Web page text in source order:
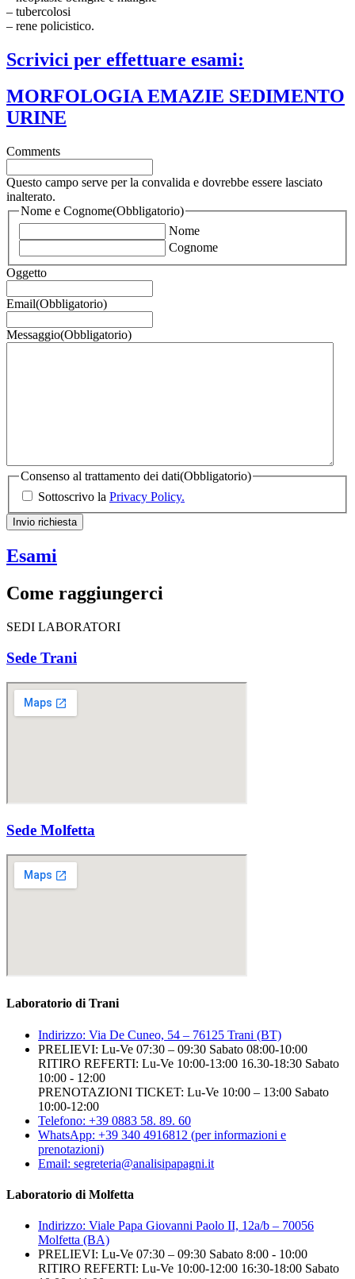
– tubercolosi
– rene policistico.
Scrivici per effettuare esami:
MORFOLOGIA EMAZIE SEDIMENTO
URINE
Comments
Questo campo serve per la convalida e dovrebbe essere lasciato
inalterato.
Nome e Cognome(Obbligatorio)
Nome
Cognome
Oggetto
Email(Obbligatorio)
Messaggio(Obbligatorio)
Consenso al trattamento dei dati(Obbligatorio)
Sottoscrivo la Privacy Policy.
Invio richiesta
Esami
Come raggiungerci
SEDI LABORATORI
Sede Trani
Sede Molfetta
Laboratorio di Trani
Indirizzo: Via De Cuneo, 54 – 76125 Trani (BT)
PRELIEVI: Lu-Ve 07:30 – 09:30 Sabato 08:00-10:00
RITIRO REFERTI: Lu-Ve 10:00-13:00 16.30-18:30 Sabato
10:00 - 12:00
PRENOTAZIONI TICKET: Lu-Ve 10:00 – 13:00 Sabato
10:00-12:00
Telefono: +39 0883 58. 89. 60
WhatsApp: +39 340 4916812 (per informazioni e
prenotazioni)
Email: segreteria@analisipapagni.it
Laboratorio di Molfetta
Indirizzo: Viale Papa Giovanni Paolo II, 12a/b – 70056
Molfetta (BA)
PRELIEVI: Lu-Ve 07:30 – 09:30 Sabato 8:00 - 10:00
RITIRO REFERTI: Lu-Ve 10:00-12:00 16:30-18:00 Sabato